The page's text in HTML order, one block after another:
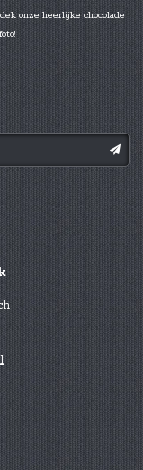
onze heerlijke chocolade